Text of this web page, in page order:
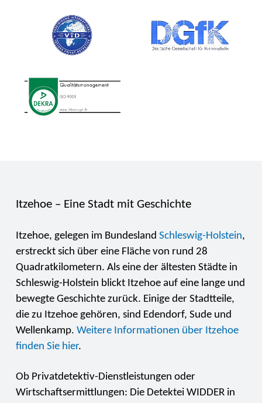
Itzehoe – Eine Stadt mit Geschichte
Itzehoe, gelegen im Bundesland Schleswig-Holstein,
erstreckt sich über eine Fläche von rund 28
Quadratkilometern. Als eine der ältesten Städte in
Schleswig-Holstein blickt Itzehoe auf eine lange und
bewegte Geschichte zurück. Einige der Stadtteile,
die zu Itzehoe gehören, sind Edendorf, Sude und
Wellenkamp. Weitere Informationen über Itzehoe
finden Sie hier.
Ob Privatdetektiv-Dienstleistungen oder
Wirtschaftsermittlungen: Die Detektei WIDDER in